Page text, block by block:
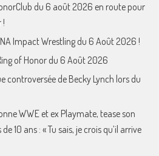
du 6 août 2026 en route pour
!
Impact Wrestling du 6 Août 2026 !
of Honor du 6 Août 2026
controversée de Becky Lynch lors du
WWE et ex Playmate, tease son
10 ans : « Tu sais, je crois qu’il arrive